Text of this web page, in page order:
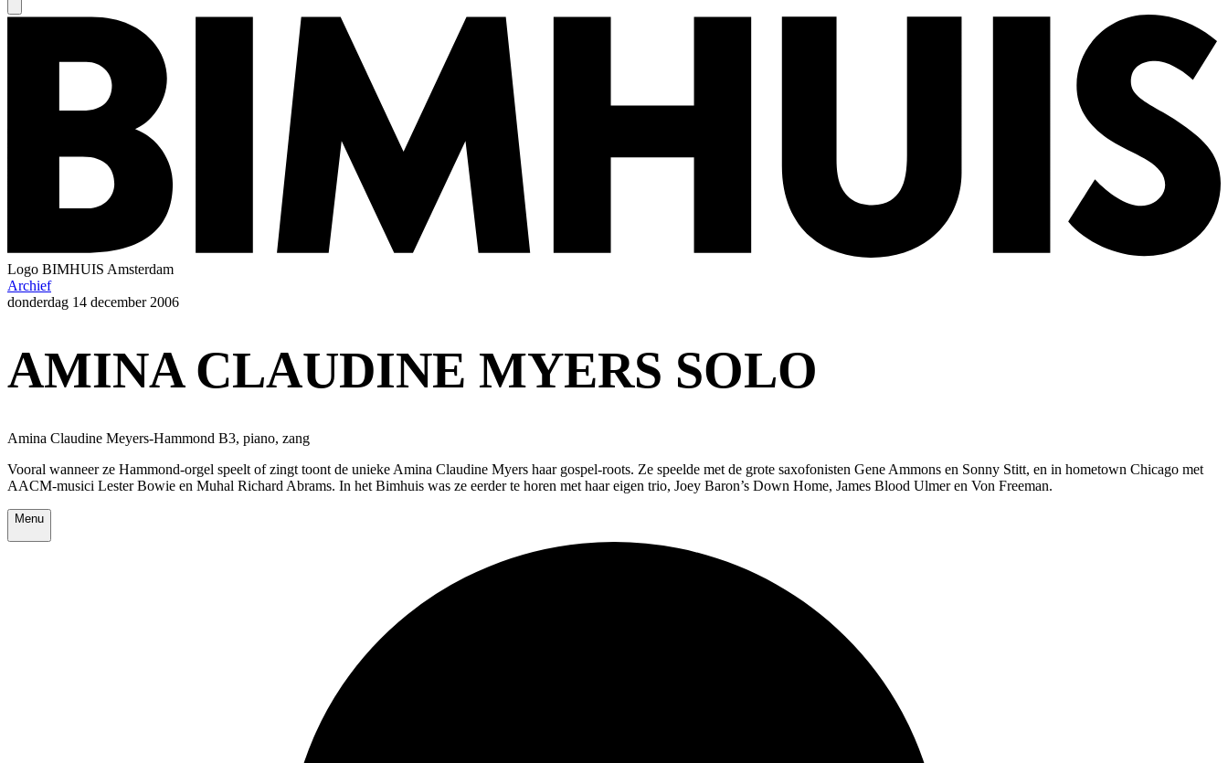
Logo BIMHUIS Amsterdam
Archief
donderdag 14 december 2006
AMINA CLAUDINE MYERS SOLO
Amina Claudine Meyers-Hammond B3, piano, zang
Vooral wanneer ze Hammond-orgel speelt of zingt toont de unieke Amina Claudine Myers haar gospel-roots. Ze speelde met de grote saxofonisten Gene Ammons en Sonny Stitt, en in hometown Chicago met
AACM-musici Lester Bowie en Muhal Richard Abrams. In het Bimhuis was ze eerder te horen met haar eigen trio, Joey Baron’s Down Home, James Blood Ulmer en Von Freeman.
Menu